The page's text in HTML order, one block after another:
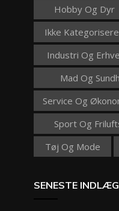
Hobby Og Dyr
Ikke
Industri Og
Mad Og
Service Og
Sport Og
Tøj Og Mode
SENESTE INDLÆG